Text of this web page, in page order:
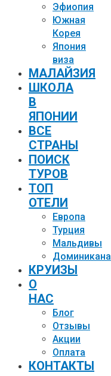
Эфиопия
Южная
Корея
Япония
виза
МАЛАЙЗИЯ
ШКОЛА
В
ЯПОНИИ
ВСЕ
СТРАНЫ
ПОИСК
ТУРОВ
ТОП
ОТЕЛИ
Европа
Турция
Мальдивы
Доминикана
КРУИЗЫ
О
НАС
Блог
Отзывы
Акции
Оплата
КОНТАКТЫ